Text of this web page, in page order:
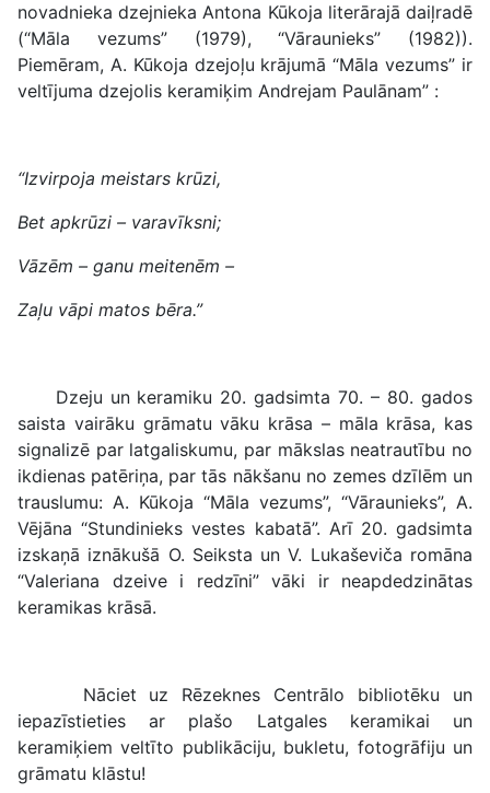
novadnieka dzejnieka Antona Kūkoja literārajā daiļradē
(“Māla vezums” (1979), “Vāraunieks” (1982)).
Piemēram, A. Kūkoja dzejoļu krājumā “Māla vezums” ir
veltījuma dzejolis keramiķim Andrejam Paulānam” :
“Izvirpoja meistars krūzi,
Bet apkrūzi – varavīksni;
Vāzēm – ganu meitenēm –
Zaļu vāpi matos bēra.”
Dzeju un keramiku 20. gadsimta 70. – 80. gados
saista vairāku grāmatu vāku krāsa – māla krāsa, kas
signalizē par latgaliskumu, par mākslas neatrautību no
ikdienas patēriņa, par tās nākšanu no zemes dzīlēm un
trauslumu: A. Kūkoja “Māla vezums”, “Vāraunieks”, A.
Vējāna “Stundinieks vestes kabatā”. Arī 20. gadsimta
izskaņā iznākušā O. Seiksta un V. Lukaševiča romāna
“Valeriana dzeive i redzīni” vāki ir neapdedzinātas
keramikas krāsā.
Nāciet uz Rēzeknes Centrālo bibliotēku un
iepazīstieties ar plašo Latgales keramikai un
keramiķiem veltīto publikāciju, bukletu, fotogrāfiju un
grāmatu klāstu!